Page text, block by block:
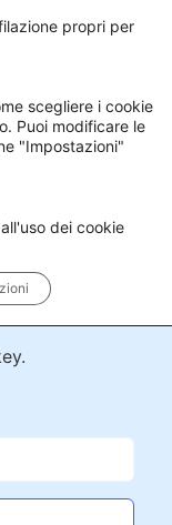
propri per
scegliere i cookie
Puoi modificare le
"Impostazioni"
dei cookie